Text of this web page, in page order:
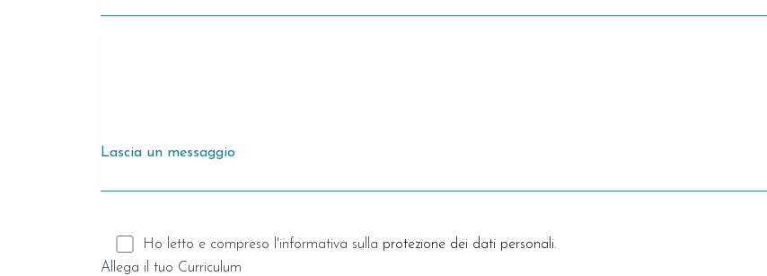
Ho letto e compreso l'informativa sulla protezione dei dati personali.
Allega il tuo Curriculum